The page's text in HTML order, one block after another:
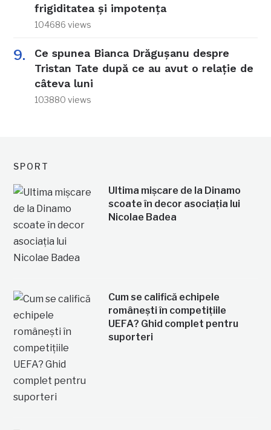
frigiditatea și impotența
104686 views
Ce spunea Bianca Drăgușanu despre
Tristan Tate după ce au avut o relație de
câteva luni
103880 views
SPORT
Ultima mișcare de la Dinamo
scoate în decor asociația lui
Nicolae Badea
Cum se califică echipele
românești în competițiile
UEFA? Ghid complet pentru
suporteri